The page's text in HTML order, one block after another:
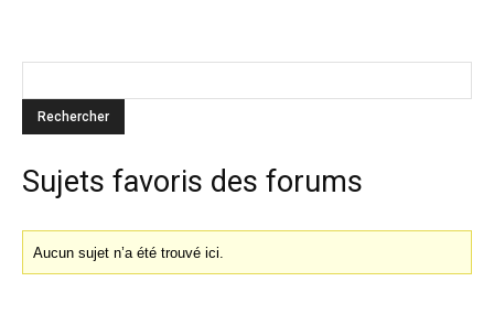
Sujets favoris des forums
Aucun sujet n’a été trouvé ici.